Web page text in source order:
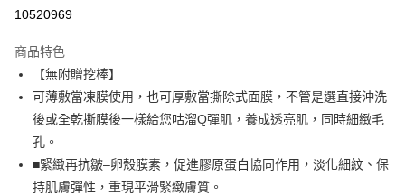
運送方式
海外-新馬
10520969
商品特色
【無附贈挖棒】
可薄敷當凍膜使用，也可厚敷當撕除式面膜，不管是選直接沖洗
後或全乾撕膜後一樣給您咕溜Q彈肌，養成透亮肌，同時細緻毛
孔。
■緊緻再抗皺–卵殼膜素，促進膠原蛋白協同作用，淡化細紋、保
持肌膚彈性，重現平滑緊緻膚質。